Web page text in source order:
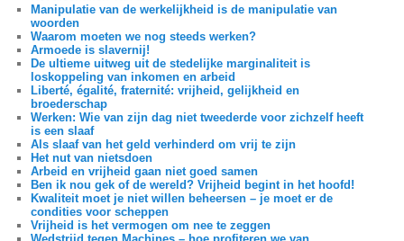
Manipulatie van de werkelijkheid is de manipulatie van
woorden
Waarom moeten we nog steeds werken?
Armoede is slavernij!
De ultieme uitweg uit de stedelijke marginaliteit is
loskoppeling van inkomen en arbeid
Liberté, égalité, fraternité: vrijheid, gelijkheid en
broederschap
Werken: Wie van zijn dag niet tweederde voor zichzelf heeft
is een slaaf
Als slaaf van het geld verhinderd om vrij te zijn
Het nut van nietsdoen
Arbeid en vrijheid gaan niet goed samen
Ben ik nou gek of de wereld? Vrijheid begint in het hoofd!
Kwaliteit moet je niet willen beheersen – je moet er de
condities voor scheppen
Vrijheid is het vermogen om nee te zeggen